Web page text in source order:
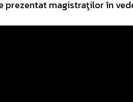
prezentat magistraţilor în